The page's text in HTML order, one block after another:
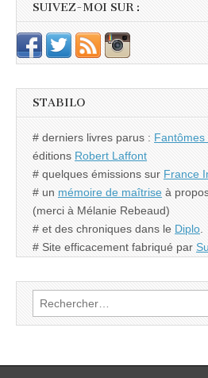
SUIVEZ-MOI SUR :
STABILO
# derniers livres parus :
éditions Robert Laffont
# quelques émissions sur France
# un mémoire de maîtrise à
(merci à Mélanie Rebeaud)
# et des chroniques dans le Diplo
# Site efficacement fabriqué par
Rechercher :